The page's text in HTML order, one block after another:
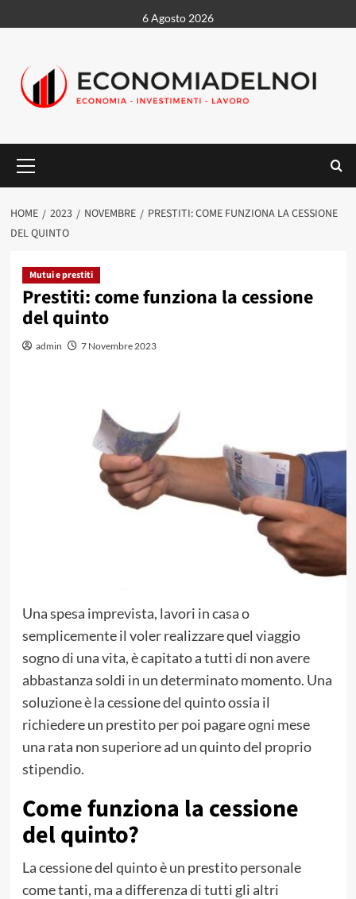
al
6 Agosto 2026
principale
HOME 2023 NOVEMBRE
PRESTITI: COME FUNZIONA LA CESSIONE
DEL QUINTO
Mutui e prestiti
Prestiti: come funziona la cessione
del quinto
admin 7 Novembre 2023
Una spesa imprevista, lavori in casa o
semplicemente il voler realizzare quel viaggio
sogno di una vita, è capitato a tutti di non avere
abbastanza soldi in un determinato momento. Una
soluzione è la cessione del quinto ossia il
richiedere un prestito per poi pagare ogni mese
una rata non superiore ad un quinto del proprio
stipendio.
Come funziona la cessione
del quinto?
La cessione del quinto è un prestito personale
come tanti, ma a differenza di tutti gli altri